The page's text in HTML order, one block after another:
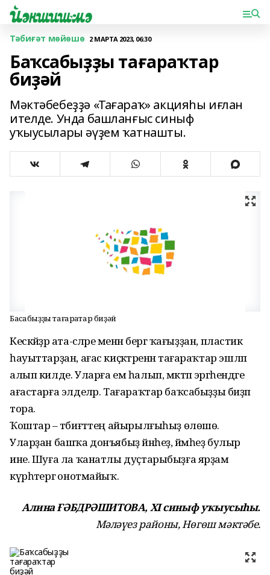
Тәбиғәт мөйөшө 2 МАРТА 2023, 06:30
Баҡсабыҙҙы тағараҡтар
биҙәй
Мәктәбебеҙҙә «Тағараҡ» акцияһы иғлан
ителде. Унда башланғыс синыф
уҡыусылары әүҙем ҡатнашты.
Баҡсабыҙҙы тағараҡтар биҙәй
Кескәй­ҙәр ата-әсәләре менән бергә ҡағыҙҙан, пластик
һауыттарҙан, ағас киҫәктәренән тағараҡтар эшләп
алып килде. Уларға ем һалып, мәктәп эргәһендәге
ағастарға элделәр. Тағараҡтар баҡсабыҙҙы биҙәп
тора.
Ҡоштар – тәбиғәттең айырылғыһыҙ өлөшө.
Уларҙан башҡа донъябыҙ йән­һеҙ, йәмһеҙ булыр
ине. Шуға ла ҡанатлы дуҫтарыбыҙға ярҙам
күрһәтергә онотмайыҡ.
Алина ҒӘБДРӘШИТОВА, XI синыф уҡыусыһы.
Мәләүез районы, Нөгөш мәктәбе.